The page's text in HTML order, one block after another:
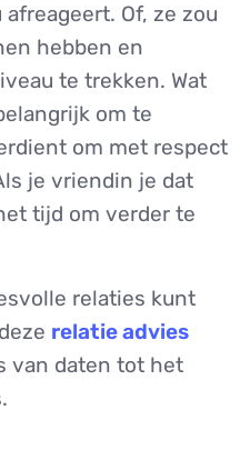
Of, ze zou
hebben en
te trekken. Wat
om te
om met respect
je vriendin je dat
tijd om verder te
relaties kunt
relatie advies
van daten tot het